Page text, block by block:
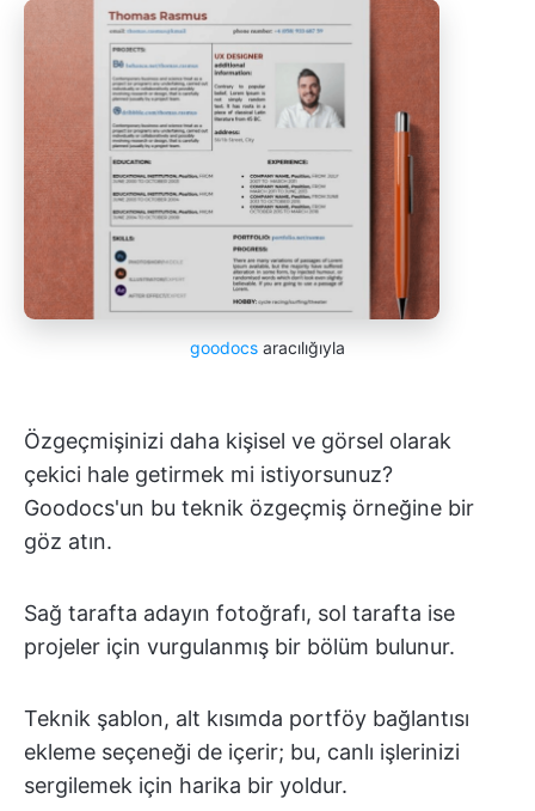
goodocs aracılığıyla
Özgeçmişinizi daha kişisel ve görsel olarak
çekici hale getirmek mi istiyorsunuz?
Goodocs'un bu teknik özgeçmiş örneğine bir
göz atın.
Sağ tarafta adayın fotoğrafı, sol tarafta ise
projeler için vurgulanmış bir bölüm bulunur.
Teknik şablon, alt kısımda portföy bağlantısı
ekleme seçeneği de içerir; bu, canlı işlerinizi
sergilemek için harika bir yoldur.